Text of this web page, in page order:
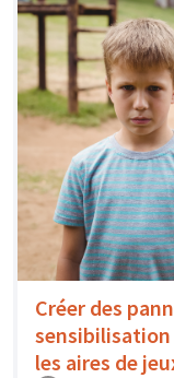
Créer des
sensibilisation
les aires de